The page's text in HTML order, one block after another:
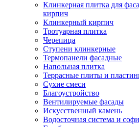
Клинкерная плитка для
кирпич
Клинкерный кирпич
Тротуарная плитка
Черепица
Ступени клинкерные
Термопанели фасадные
Напольная плитка
Террасные плиты и
Сухие смеси
Благоустройство
Вентилируемые фасады
Искусственный камень
Водосточная система и